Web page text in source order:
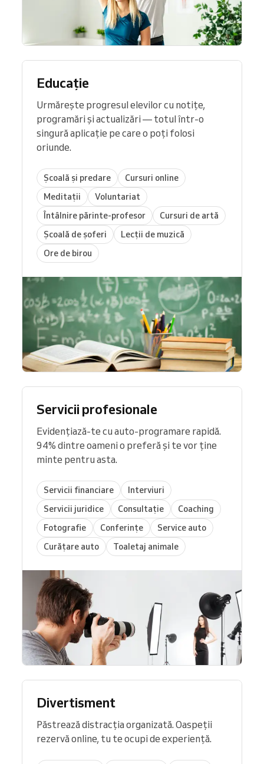
Educație
Urmărește progresul elevilor cu notițe,
programări și actualizări — totul într-o
singură aplicație pe care o poți folosi
oriunde.
Școală și predare
Cursuri online
Meditații
Voluntariat
Întâlnire părinte-profesor
Cursuri de artă
Școală de șoferi
Lecții de muzică
Ore de birou
Servicii profesionale
Evidențiază-te cu auto-programare rapidă.
94% dintre oameni o preferă și te vor ține
minte pentru asta.
Servicii financiare
Interviuri
Servicii juridice
Consultație
Coaching
Fotografie
Conferințe
Service auto
Curățare auto
Toaletaj animale
Divertisment
Păstrează distracția organizată. Oaspeții
rezervă online, tu te ocupi de experiență.